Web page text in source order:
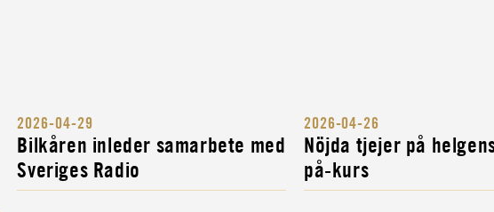
2026-04-29
Bilkåren inleder samarbete med
Sveriges Radio
2026-04-26
Nöjda tjejer på
på-kurs